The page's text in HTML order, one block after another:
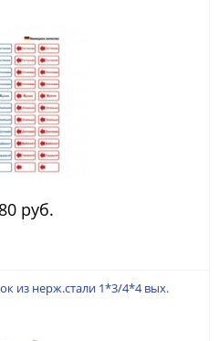
руб.
из нерж.стали 1*3/4*4 вых.